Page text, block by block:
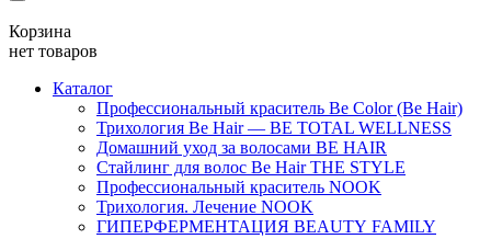
Корзина
нет товаров
Каталог
Профессиональный краситель Be Color (Be Hair)
Трихология Be Hair — BE TOTAL WELLNESS
Домашний уход за волосами BE HAIR
Стайлинг для волос Be Hair THE STYLE
Профессиональный краситель NOOK
Трихология. Лечение NOOK
ГИПЕРФЕРМЕНТАЦИЯ BEAUTY FAMILY